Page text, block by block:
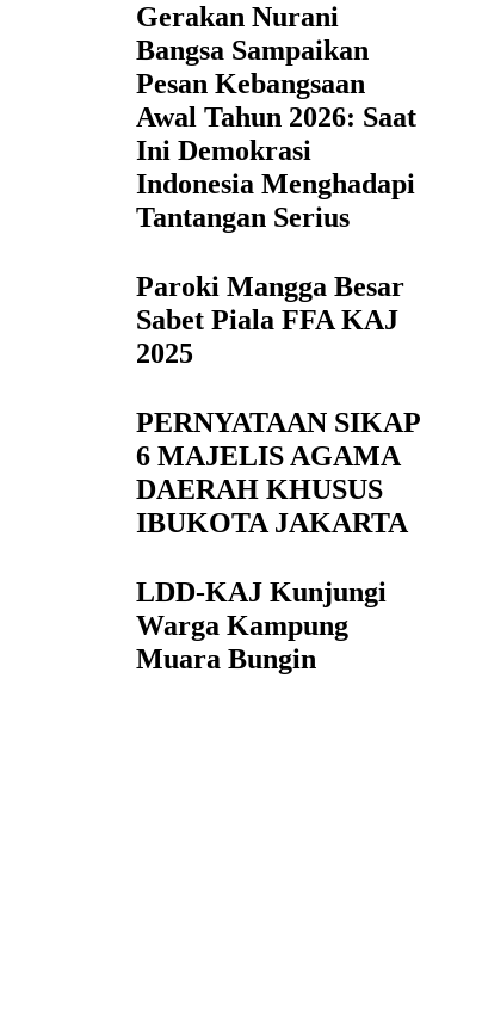
Gerakan Nurani
Bangsa Sampaikan
Pesan Kebangsaan
Awal Tahun 2026: Saat
Ini Demokrasi
Indonesia Menghadapi
Tantangan Serius
Paroki Mangga Besar
Sabet Piala FFA KAJ
2025
PERNYATAAN SIKAP
6 MAJELIS AGAMA
DAERAH KHUSUS
IBUKOTA JAKARTA
LDD-KAJ Kunjungi
Warga Kampung
Muara Bungin